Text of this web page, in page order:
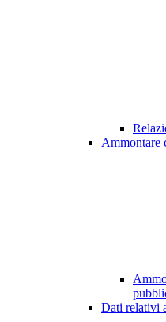
Ammontare
Dati relativi